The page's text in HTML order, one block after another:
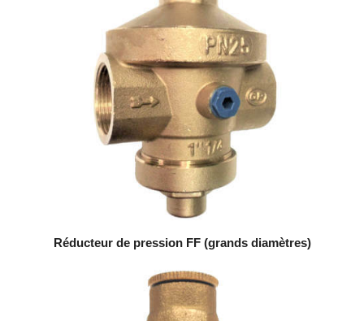
Réducteur de pression FF (grands diamètres)